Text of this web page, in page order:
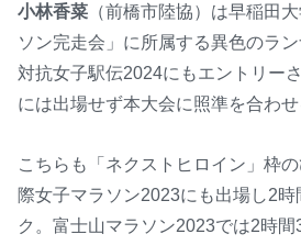
小林香菜 （前橋市陸協）は早稲田
ソン完走会」に所属する異色のラ
対抗女子駅伝2024にもエントリー
には出場せず本大会に照準を合わせ
こちらも「ネクストヒロイン」枠
際女子マラソン2023にも出場し2
ク。富士山マラソン2023では2時